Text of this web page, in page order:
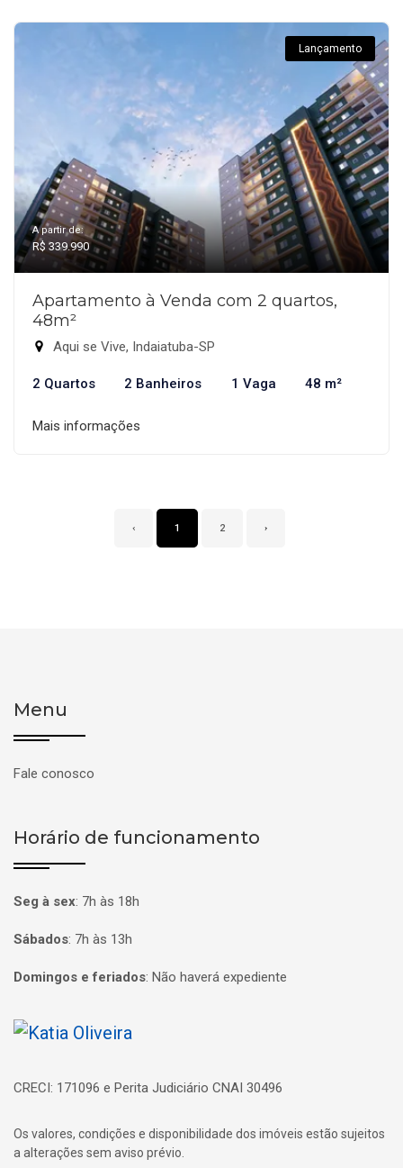
Lançamento
A partir de:
R$ 339.990
Apartamento à Venda com 2 quartos,
48m²
Aqui se Vive, Indaiatuba-SP
2 Quartos 2 Banheiros 1 Vaga 48 m²
Mais informações
‹ 1 2 ›
Menu
Fale conosco
Horário de funcionamento
Seg à sex: 7h às 18h
Sábados: 7h às 13h
Domingos e feriados: Não haverá expediente
Página inicial
CRECI: 171096 e Perita Judiciário CNAI 30496
Os valores, condições e disponibilidade dos imóveis estão sujeitos
a alterações sem aviso prévio.